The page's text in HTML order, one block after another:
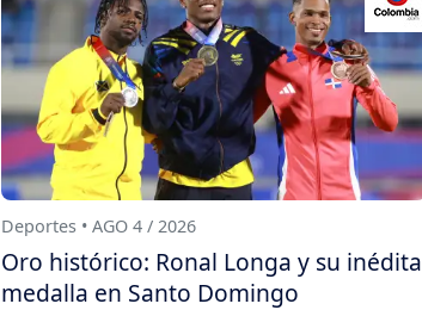
Deportes • AGO 4 / 2026
Oro histórico: Ronal Longa y su inédita
medalla en Santo Domingo